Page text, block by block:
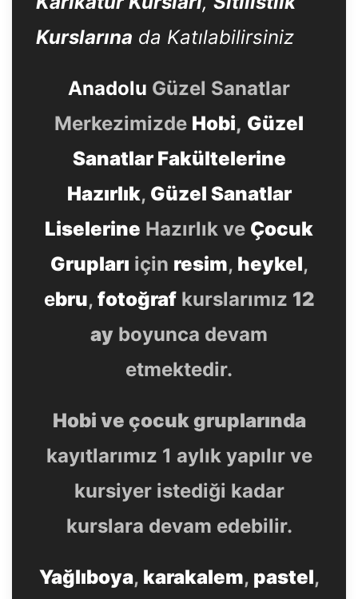
Kurslarına da Katılabilirsiniz
Anadolu Güzel Sanatlar
Merkezimizde Hobi, Güzel
Sanatlar Fakültelerine
Hazırlık, Güzel Sanatlar
Liselerine Hazırlık ve Çocuk
Grupları için resim, heykel,
ebru, fotoğrafkurslarımız 12
ay boyunca devam
etmektedir.
Hobi ve çocuk gruplarında
kayıtlarımız 1 aylık yapılır ve
kursiyer istediği kadar
kurslara devam edebilir.
Yağlıboya, karakalem, pastel,